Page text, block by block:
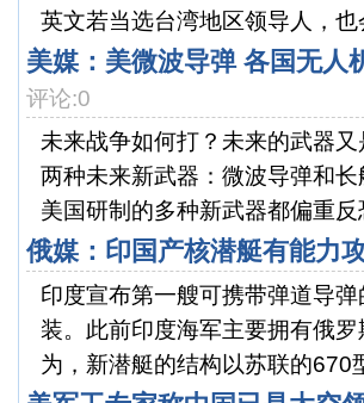
英文若当选台湾地区领导人
美媒：美微波导弹 各国无人
评论:0
未来战争如何打？未来的武器
两种未来新武器：微波导弹和
美国研制的多种新武器都偏重
俄媒：印国产核潜艇有能力
印度宣布第一艘可携带弹道导
装。此前印度海军主要拥有俄
为，新潜艇的结构以苏联的670